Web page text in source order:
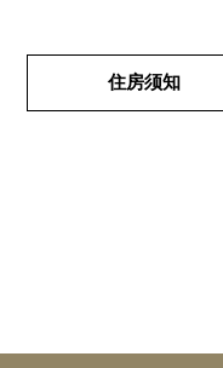
住房须知